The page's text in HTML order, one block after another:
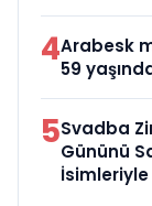
4Arabesk
59
5Svadba
Gününü
İsimleriyle